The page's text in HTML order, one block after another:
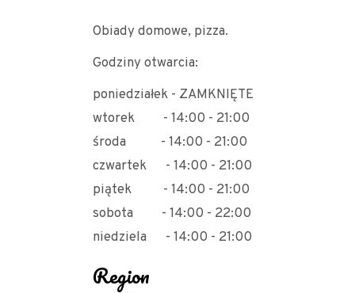
Obiady domowe, pizza.
Godziny otwarcia:
poniedziałek - ZAMKNIĘTE
wtorek - 14:00 - 21:00
środa - 14:00 - 21:00
czwartek - 14:00 - 21:00
piątek - 14:00 - 21:00
sobota - 14:00 - 22:00
niedziela - 14:00 - 21:00
Region